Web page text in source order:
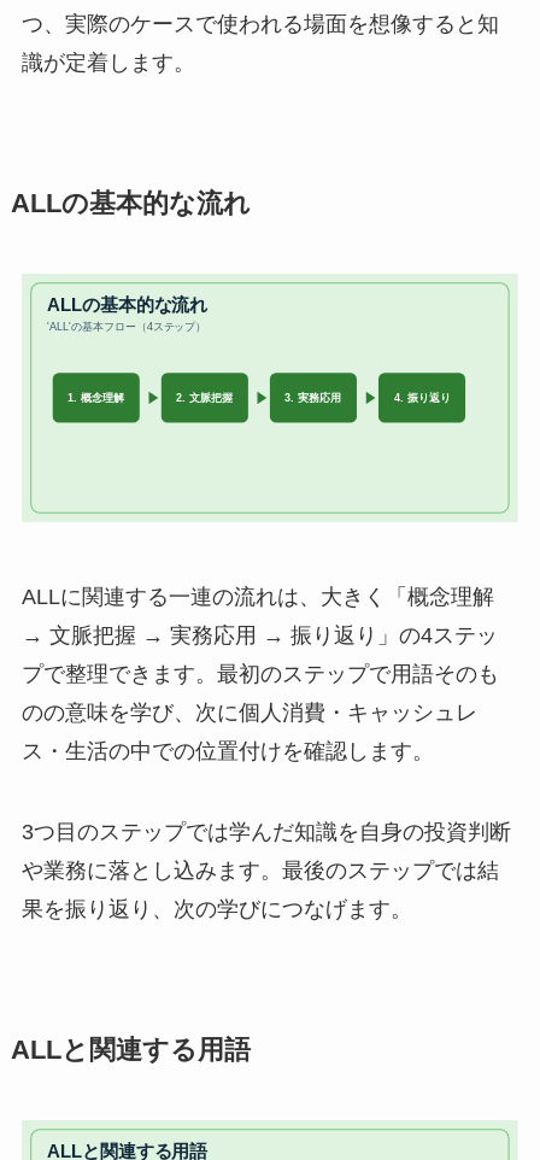
つ、実際のケースで使われる場面を想像すると知
識が定着します。
ALLの基本的な流れ
ALLに関連する一連の流れは、大きく「概念理解
→ 文脈把握 → 実務応用 → 振り返り」の4ステッ
プで整理できます。最初のステップで用語そのも
のの意味を学び、次に個人消費・キャッシュレ
ス・生活の中での位置付けを確認します。
3つ目のステップでは学んだ知識を自身の投資判断
や業務に落とし込みます。最後のステップでは結
果を振り返り、次の学びにつなげます。
ALLと関連する用語